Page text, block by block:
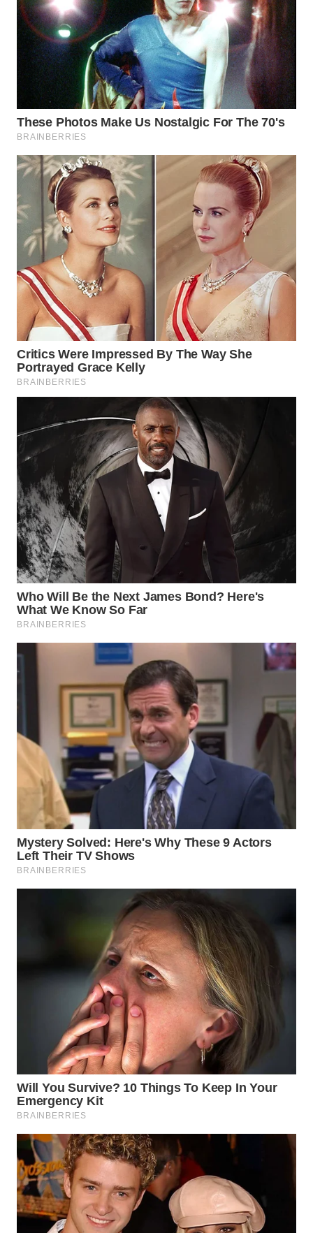
NIAS
WN
LANGKAT
WN
TAPANULI
SELATAN
WN
TANJUNG
LESUNG
WN
KARO
WN
SIMALUNGUN
WN
LABUHANBATU
WN
TAPANULI
WN DELI
SERDANG
WN
TEBING
TINGGI
WN
PAKPAK
WN
BEKASI
BOGOR
WN
DEPOK
WN
TAPANULI
UTARA
WN
LAWAS
SUMEDANG
WN
CIANJUR
WN
SERIBU
WN
TANGERANG